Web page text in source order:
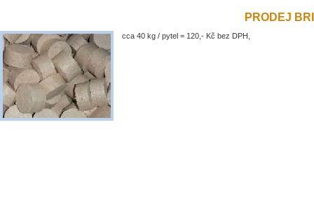
PRODEJ
cca 40 kg / pytel = 120,- Kč bez DPH,